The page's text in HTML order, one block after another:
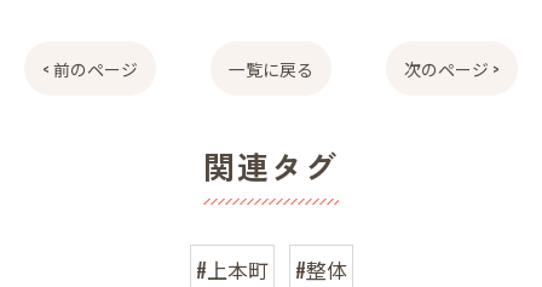
< 前のページ 一覧に戻る 次のページ >
関連タグ
#上本町 #整体